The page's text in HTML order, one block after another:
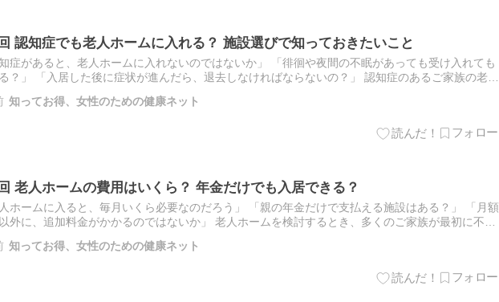
認知症でも老人ホームに入れる？ 施設選びで知っておきたいこと
知症があると、老人ホームに入れないのではないか」 「徘徊や夜間の不眠があっても受け入れても
？」 「入居した後に症状が進んだら、退去しなければならないの？」 認知症のあるご家族の老人
知ってお得、女性のための健康ネット
老人ホームの費用はいくら？ 年金だけでも入居できる？
人ホームに入ると、毎月いくら必要なのだろう」 「親の年金だけで支払える施設はある？」 「月額
外に、追加料金がかかるのではないか」 老人ホームを検討するとき、多くのご家族が最初に不安
知ってお得、女性のための健康ネット